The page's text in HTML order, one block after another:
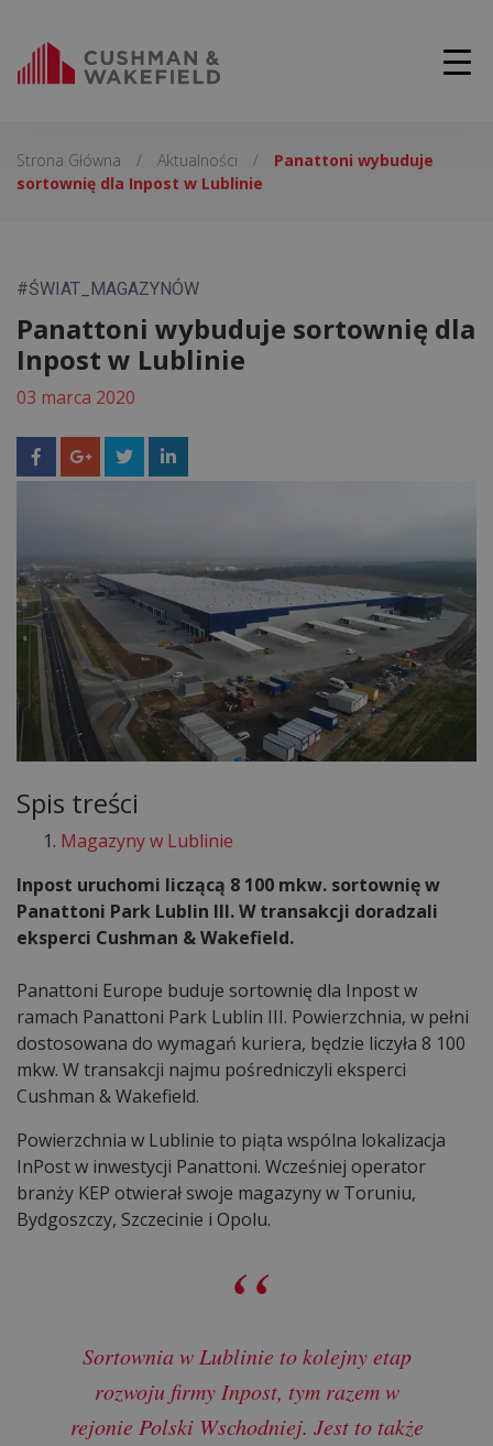
Strona Główna / Aktualności /
Panattoni wybuduje
sortownię dla Inpost w Lublinie
#ŚWIAT_MAGAZYNÓW
Panattoni wybuduje sortownię dla
Inpost w Lublinie
03 marca 2020
Spis treści
Magazyny w Lublinie
Inpost uruchomi liczącą 8 100 mkw. sortownię w
Panattoni Park Lublin III. W transakcji doradzali
eksperci Cushman & Wakefield.
Panattoni Europe buduje sortownię dla Inpost w
ramach Panattoni Park Lublin III. Powierzchnia, w pełni
dostosowana do wymagań kuriera, będzie liczyła 8 100
mkw. W transakcji najmu pośredniczyli eksperci
Cushman & Wakefield.
Powierzchnia w Lublinie to piąta wspólna lokalizacja
InPost w inwestycji Panattoni. Wcześniej operator
branży KEP otwierał swoje magazyny w Toruniu,
Bydgoszczy, Szczecinie i Opolu.
Sortownia w Lublinie to kolejny etap
rozwoju firmy Inpost, tym razem w
rejonie Polski Wschodniej. Jest to także